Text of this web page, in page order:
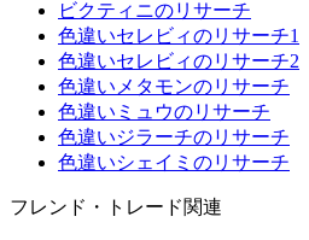
ビクティニのリサーチ
色違いセレビィのリサーチ1
色違いセレビィのリサーチ2
色違いメタモンのリサーチ
色違いミュウのリサーチ
色違いジラーチのリサーチ
色違いシェイミのリサーチ
フレンド・トレード関連